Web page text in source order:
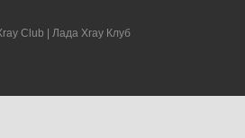
Club | Лада Xray Клуб